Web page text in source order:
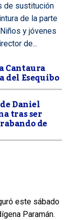
de sustitución
de la parte
y jóvenes
de...
Cantaura
del Esequibo
Daniel
tras ser
de
este sábado
Paramán.